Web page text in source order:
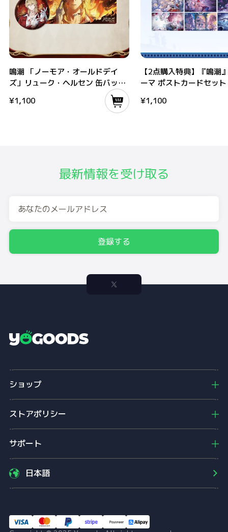
鳴潮 「ノーモア・オールドデイ
ズ」リューク・ヘルセン 缶バッジ
¥1,100
【2点購入特典】『鳴潮
ーマ ポストカードセット
¥1,100
最新情報を受け取る
登録する
g
oショップ
ストアポリシー
サポート
日本語